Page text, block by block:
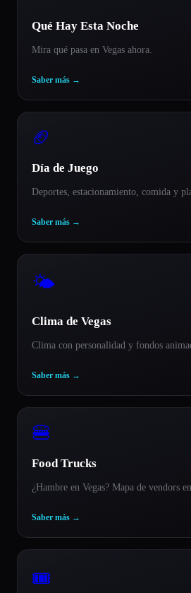
Qué Hay Esta Noche
Mira qué pasa en Vegas ahora.
Saber más →
🏈
Día de Juego
Deportes, estacionamiento, comida y
Saber más →
🌤️
Clima de Vegas
Clima con personalidad y fondos
Saber más →
🍔
Food Trucks
¿Hambre en Vegas? Mapa de vendors
Saber más →
🎟️